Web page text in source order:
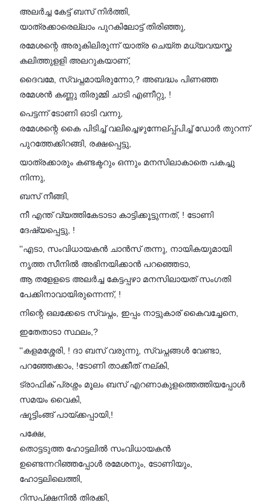
അലർച്ച കേട്ട് ബസ് നിർത്തി,
യാത്രക്കാരെല്ലാം പുറകിലോട്ട് തിരിഞ്ഞു,
രമേശന്റെ അരുകിലിരുന്ന് യാത്ര ചെയ്ത മധ്യവയസ്ക്ക
കലിത്തുളളി അലറുകയാണ്,
ദൈവമേ, സ്വപ്നമായിരുന്നോ,? അബദ്ധം പിണഞ്ഞ
രമേശൻ കണ്ണു തിരുമ്മി ചാടി എണീറ്റു, !
പെട്ടന്ന് ടോണി ഓടി വന്നു,
രമേശന്റെ കൈ പിടിച്ച് വലിച്ചെഴുന്നേല്പ്പ്പിച്ച് ഡോർ തുറന്ന്
പുറത്തേക്കിറങ്ങി, രക്ഷപ്പെട്ടു,
യാത്രക്കാരും കണ്ടക്ടറും ഒന്നും മനസിലാകാതെ പകച്ചു
നിന്നു,
ബസ് നീങ്ങി,
നീ എന്ത് വ്യത്തികേടാടാ കാട്ടിക്കൂട്ടുന്നത്, ! ടോണി
ദേഷ്യപ്പെട്ടു, !
''എടാ, സംവിധായകൻ ചാൻസ് തന്നു, നായികയുമായി
നൃത്ത സീനിൽ അഭിനയിക്കാൻ പറഞ്ഞെടാ,
ആ തളേളടെ അലർച്ച കേട്ടപ്പഴാ മനസിലായത് സംഗതി
പേക്കിനാവായിരുന്നെന്ന്, !
നിന്റെ ഒലക്കേടെ സ്വപ്നം, ഇപ്പം നാട്ടുകാര് കൈവച്ചേനെ,
ഇതേതാടാ സ്ഥലം,?
''കളമശ്ശേരി, ! ദാ ബസ് വരുന്നു, സ്വപ്നങ്ങൾ വേണ്ടാ,
പറഞ്ഞേക്കാം, !ടോണി താക്കീത് നല്കി,
ട്രാഫിക് പ്രശ്നം മൂലം ബസ് എറണാകുളത്തെത്തിയപ്പോൾ
സമയം വൈകി,
ഷൂട്ടിംങ്ങ് പായ്ക്കപ്പായി,!
പക്ഷേ,
തൊട്ടടുത്ത ഹോട്ടലിൽ സംവിധായകൻ
ഉണ്ടെന്നറിഞ്ഞപ്പോൾ രമേശനും, ടോണിയും,
ഹോട്ടലിലെത്തി,
റിസപ്ക്ഷനിൽ തിരക്കി,